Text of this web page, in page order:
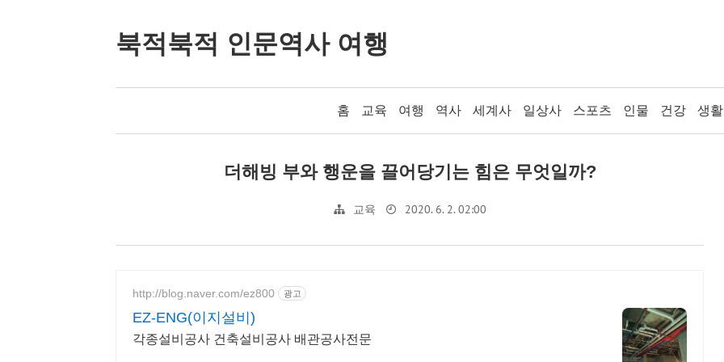
북적북적 인문역사 여행
홈 교육 여행 역사 세계사 일상사 스포츠 인물 건강 생
더해빙 부와 행운을 끌어당기는 힘은 무엇일까?
교육 2020. 6. 2. 02:00
http://blog.naver.com/ez800 광고
EZ-ENG(이지설비)
각종설비공사 건축설비공사 배관공사전문